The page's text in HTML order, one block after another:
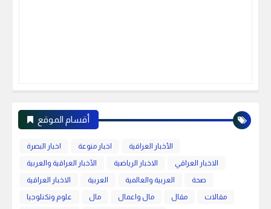
أقسام الموقع
اخبار البصرة اخبار منوعة
الأخبار العراقية
الأخبار العراقية والعربية
الاخبار الرياضية
الاخبار العراقي
الاخبار العراقية
العربية العربية والعالمية
صحة
علوم وتكنلوجيا
مال مال واعمال مقال
مقالات